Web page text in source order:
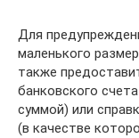
Для
маленького
также
банковского
суммой) или
(в качестве